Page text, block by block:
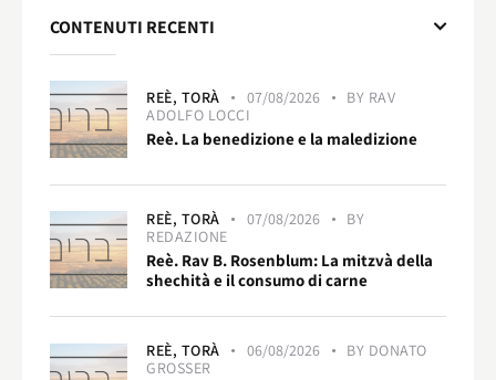
CONTENUTI RECENTI
REÈ, TORÀ 07/08/2026 BY RAV
ADOLFO LOCCI
Reè. La benedizione e la maledizione
REÈ, TORÀ 07/08/2026
BY
REDAZIONE
Reè. Rav B. Rosenblum: La mitzvà della
shechità e il consumo di carne
REÈ, TORÀ 06/08/2026 BY DONATO
GROSSER